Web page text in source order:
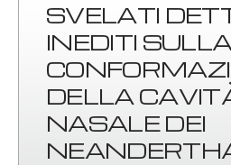
SVELATI
INEDITI SULLA
DELLA
NASALE DEI